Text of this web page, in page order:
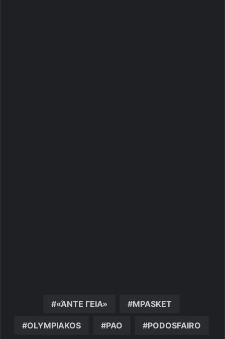
«ΆΝΤΕ ΓΕΙΑ» MPASKET
OLYMPIAKOS PAO PODOSFAIRO